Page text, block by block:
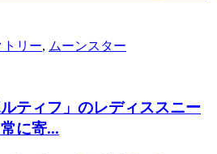
トリー, ムーンスター
ルティフ」のレディススニー
に寄...